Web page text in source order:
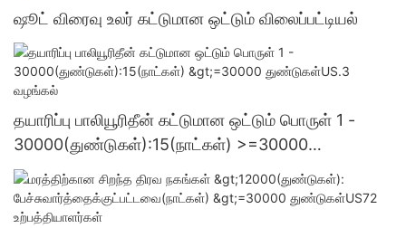
ஷூட் விரைவு உலர் கட்டுமான ஒட்டும் விலைப்பட்டியல்
தயாரிப்பு பாலியூரிதீன் கட்டுமான ஒட்டும் பொருள் 1 -
30000(துண்டுகள்):15(நாட்கள்) >=30000
துண்டுகள்US.3 வழங்கல்